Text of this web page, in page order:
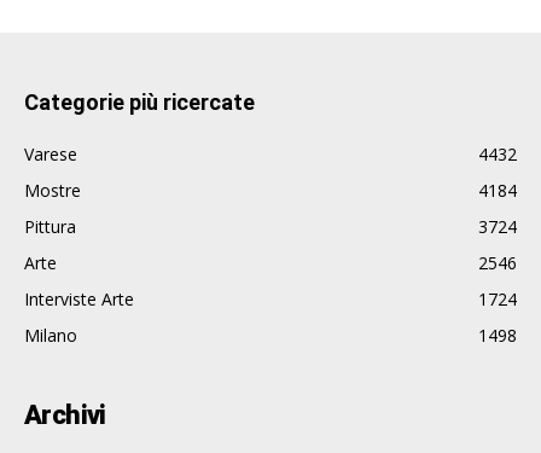
Categorie più ricercate
Varese
4432
Mostre
4184
Pittura
3724
Arte
2546
Interviste Arte
1724
Milano
1498
Archivi